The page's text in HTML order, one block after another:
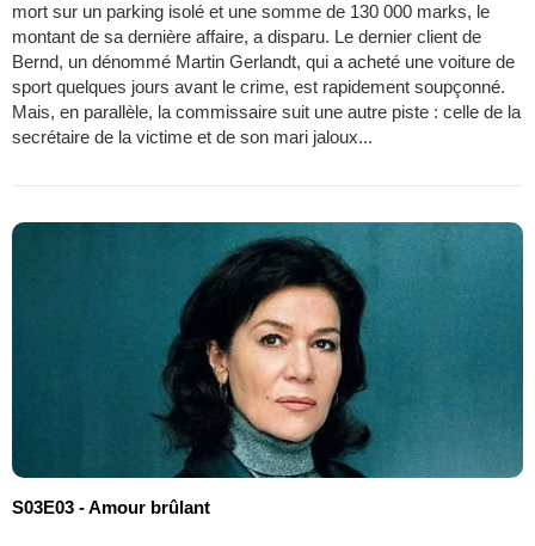
mort sur un parking isolé et une somme de 130 000 marks, le
montant de sa dernière affaire, a disparu. Le dernier client de
Bernd, un dénommé Martin Gerlandt, qui a acheté une voiture de
sport quelques jours avant le crime, est rapidement soupçonné.
Mais, en parallèle, la commissaire suit une autre piste : celle de la
secrétaire de la victime et de son mari jaloux...
S03E03 - Amour brûlant